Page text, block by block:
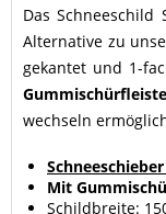
Das Schneeschild
Alternative zu
gekantet und 1-
Gummischürfleiste
wechseln
Mit
Schildbreite: